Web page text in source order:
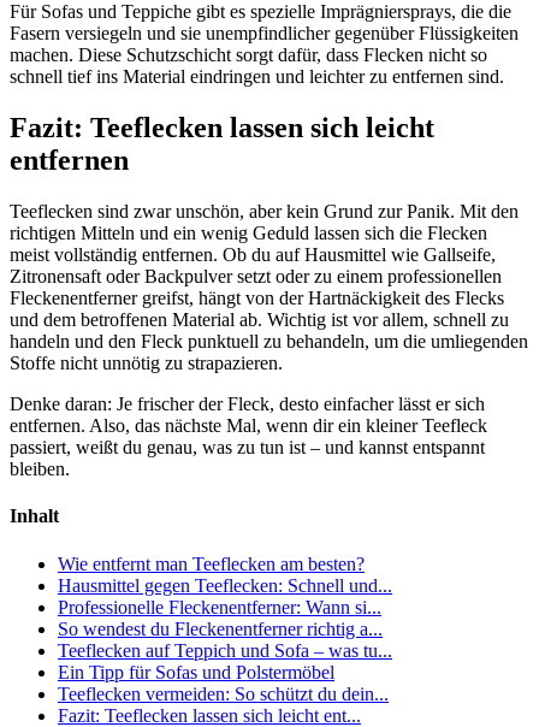
Für Sofas und Teppiche gibt es spezielle Imprägniersprays, die die
Fasern versiegeln und sie unempfindlicher gegenüber Flüssigkeiten
machen. Diese Schutzschicht sorgt dafür, dass Flecken nicht so
schnell tief ins Material eindringen und leichter zu entfernen sind.
Fazit: Teeflecken lassen sich leicht
entfernen
Teeflecken sind zwar unschön, aber kein Grund zur Panik. Mit den
richtigen Mitteln und ein wenig Geduld lassen sich die Flecken
meist vollständig entfernen. Ob du auf Hausmittel wie Gallseife,
Zitronensaft oder Backpulver setzt oder zu einem professionellen
Fleckenentferner greifst, hängt von der Hartnäckigkeit des Flecks
und dem betroffenen Material ab. Wichtig ist vor allem, schnell zu
handeln und den Fleck punktuell zu behandeln, um die umliegenden
Stoffe nicht unnötig zu strapazieren.
Denke daran: Je frischer der Fleck, desto einfacher lässt er sich
entfernen. Also, das nächste Mal, wenn dir ein kleiner Teefleck
passiert, weißt du genau, was zu tun ist – und kannst entspannt
bleiben.
Inhalt
Wie entfernt man Teeflecken am besten?
Hausmittel gegen Teeflecken: Schnell und...
Professionelle Fleckenentferner: Wann si...
So wendest du Fleckenentferner richtig a...
Teeflecken auf Teppich und Sofa – was tu...
Ein Tipp für Sofas und Polstermöbel
Teeflecken vermeiden: So schützt du dein...
Fazit: Teeflecken lassen sich leicht ent...